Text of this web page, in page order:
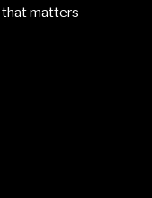
that matters